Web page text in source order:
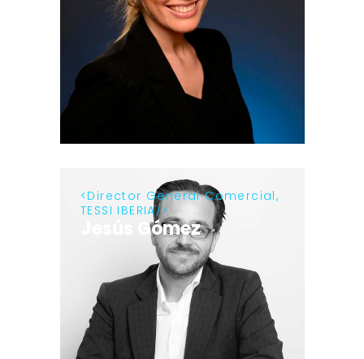
Director General Comercial,
TESSI IBERIA
Jesús Gómez